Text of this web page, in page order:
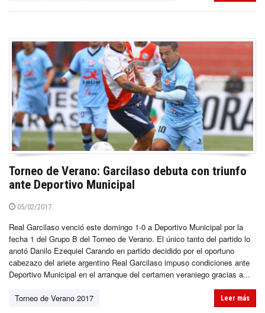
Torneo de Verano: Garcilaso debuta con triunfo
ante Deportivo Municipal
05/02/2017
Real Garcilaso venció este domingo 1-0 a Deportivo Municipal por la
fecha 1 del Grupo B del Torneo de Verano. El único tanto del partido lo
anotó Danilo Ezequiel Carando en partido decidido por el oportuno
cabezazo del ariete argentino Real Garcilaso impuso condiciones ante
Deportivo Municipal en el arranque del certamen veraniego gracias a...
Torneo de Verano 2017 Leer más